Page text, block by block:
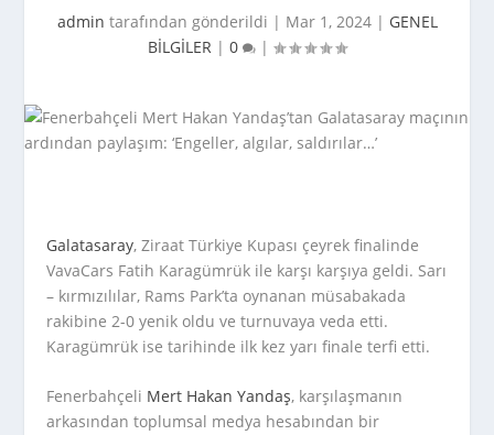
admin tarafından gönderildi | Mar 1, 2024| GENEL
BİLGİLER | 0 |
Galatasaray, Ziraat Türkiye Kupası çeyrek finalinde
VavaCars Fatih Karagümrük ile karşı karşıya geldi. Sarı
– kırmızılılar, Rams Park’ta oynanan müsabakada
rakibine 2-0 yenik oldu ve turnuvaya veda etti.
Karagümrük ise tarihinde ilk kez yarı finale terfi etti.
Fenerbahçeli Mert Hakan Yandaş, karşılaşmanın
arkasından toplumsal medya hesabından bir